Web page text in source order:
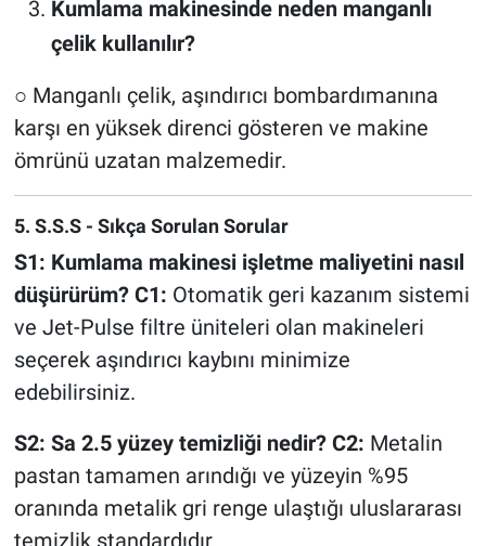
Kumlama makinesinde neden manganlı
çelik kullanılır?
○ Manganlı çelik, aşındırıcı bombardımanına
karşı en yüksek direnci gösteren ve makine
ömrünü uzatan malzemedir.
5. S.S.S - Sıkça Sorulan Sorular
S1: Kumlama makinesi işletme maliyetini nasıl
düşürürüm? C1: Otomatik geri kazanım sistemi
ve Jet-Pulse filtre üniteleri olan makineleri
seçerek aşındırıcı kaybını minimize
edebilirsiniz.
S2: Sa 2.5 yüzey temizliği nedir? C2: Metalin
pastan tamamen arındığı ve yüzeyin %95
oranında metalik gri renge ulaştığı uluslararası
temizlik standardıdır.